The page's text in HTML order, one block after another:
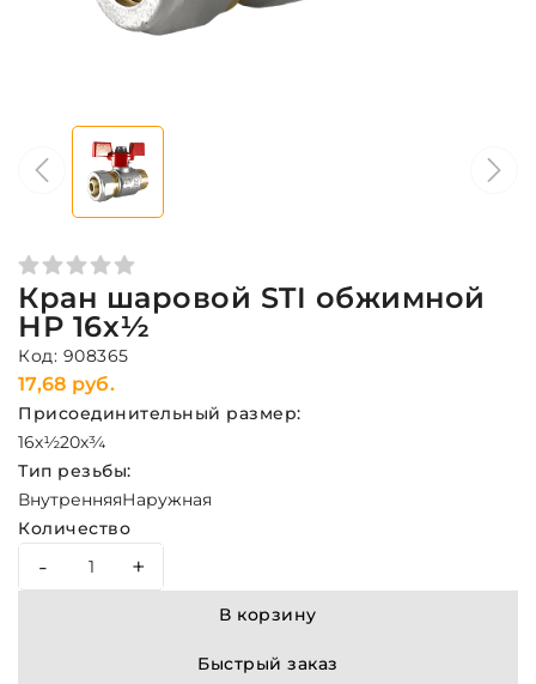
Кран шаровой STI обжимной
НР 16х½
Код: 908365
17,68 руб.
Присоединительный размер:
16х½20х¾
Тип резьбы:
ВнутренняяНаружная
Количество
- +
В корзину
Быстрый заказ